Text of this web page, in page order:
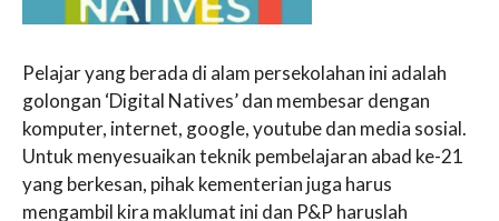
Pelajar yang berada di alam persekolahan ini adalah
golongan ‘Digital Natives’ dan membesar dengan
komputer, internet, google, youtube dan media sosial.
Untuk menyesuaikan teknik pembelajaran abad ke-21
yang berkesan, pihak kementerian juga harus
mengambil kira maklumat ini dan P&P haruslah